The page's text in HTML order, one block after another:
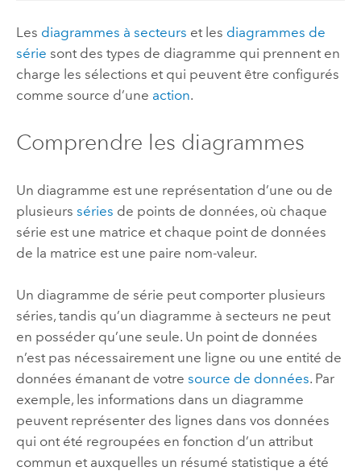
Les diagrammes à secteurs et les diagrammes de
série sont des types de diagramme qui prennent en
charge les sélections et qui peuvent être configurés
comme source d’une action.
Comprendre les diagrammes
Un diagramme est une représentation d’une ou de
plusieurs séries de points de données, où chaque
série est une matrice et chaque point de données
de la matrice est une paire nom-valeur.
Un diagramme de série peut comporter plusieurs
séries, tandis qu’un diagramme à secteurs ne peut
en posséder qu’une seule. Un point de données
n’est pas nécessairement une ligne ou une entité de
données émanant de votre source de données. Par
exemple, les informations dans un diagramme
peuvent représenter des lignes dans vos données
qui ont été regroupées en fonction d’un attribut
commun et auxquelles un résumé statistique a été